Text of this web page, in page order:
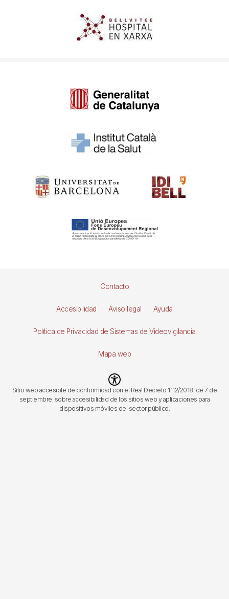
Contacto
Accesibilidad Aviso legal Ayuda
Política de Privacidad de Sistemas de Videovigilancia
Mapa web
Imagen
Sitio web accesible de conformidad con el Real Decreto 1112/2018, de 7 de
septiembre, sobre accesibilidad de los sitios web y aplicaciones para
dispositivos móviles del sector público.